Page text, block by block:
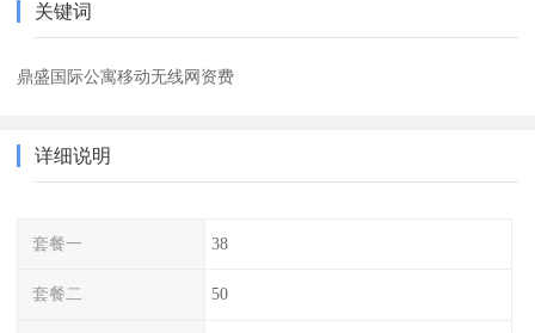
关键词
鼎盛国际公寓移动无线网资费
详细说明
套餐一 38
套餐二 50